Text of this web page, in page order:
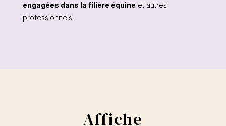
engagées dans la filière équine et autres
professionnels.
Affiche